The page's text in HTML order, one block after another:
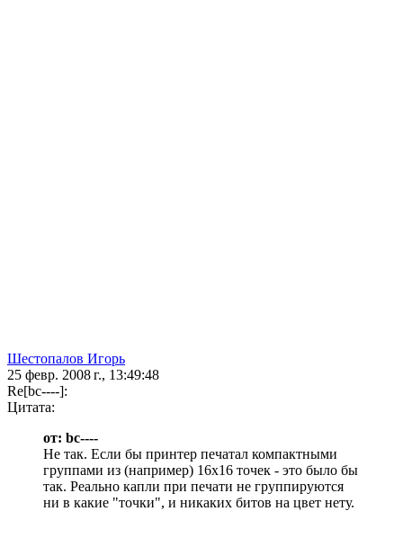
Шестопалов Игорь
25 февр. 2008 г., 13:49:48
Re[bc----]:
Цитата:
от: bc----
Не так. Если бы принтер печатал компактными
группами из (например) 16х16 точек - это было бы
так. Реально капли при печати не группируются
ни в какие "точки", и никаких битов на цвет нету.